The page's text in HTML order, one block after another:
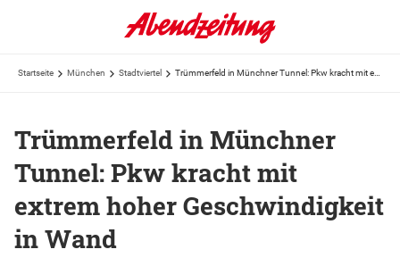
Startseite München Stadtviertel
Trümmerfeld in Münchner
Tunnel: Pkw kracht mit
extrem hoher Geschwindigkeit
in Wand